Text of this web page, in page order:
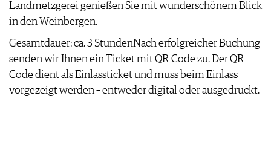
Landmetzgerei genießen Sie mit wunderschönem Blick
in den Weinbergen.
Gesamtdauer: ca. 3 StundenNach erfolgreicher Buchung
senden wir Ihnen ein Ticket mit QR-Code zu. Der QR-
Code dient als Einlassticket und muss beim Einlass
vorgezeigt werden – entweder digital oder ausgedruckt.